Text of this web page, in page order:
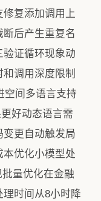
复添加调用上
后产生重复名
证循环现象动
调用深度限制
空间多语言支持
好动态语言需
更自动触发局
优化小模型处
量优化在金融
时间从8小时降